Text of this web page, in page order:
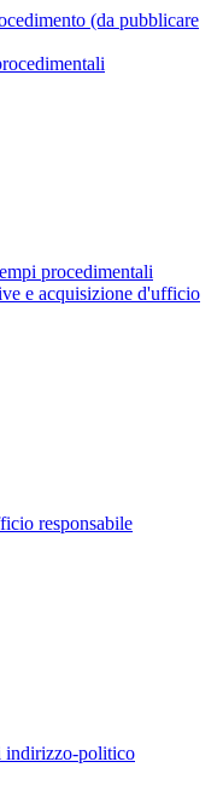
(da pubblicare
procedimentali
e acquisizione d'ufficio
responsabile
indirizzo-politico